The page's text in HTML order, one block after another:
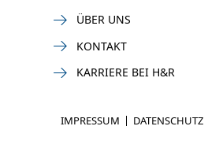
ÜBER UNS
KONTAKT
KARRIERE BEI H&R
IMPRESSUM DATENSCHUTZ